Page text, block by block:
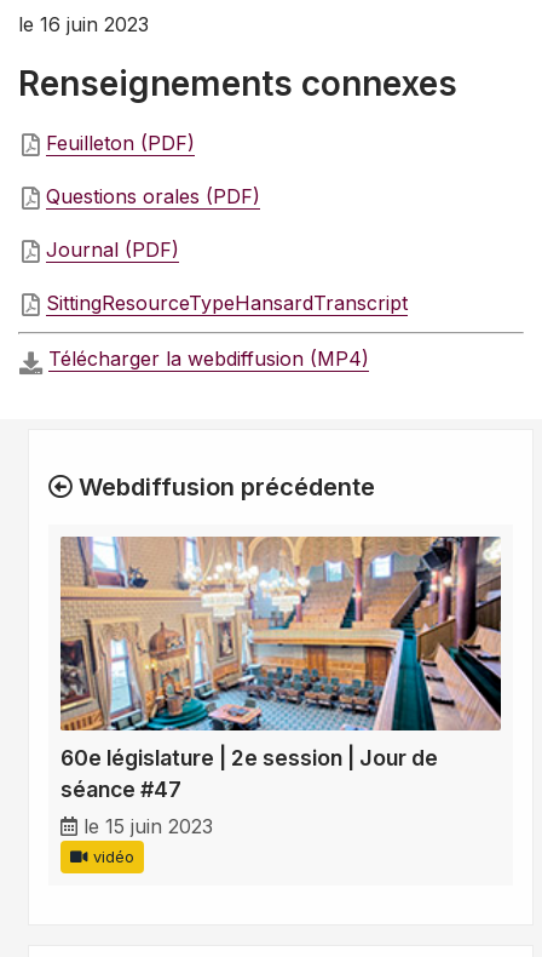
le 16 juin 2023
Renseignements connexes
Feuilleton (PDF)
Questions orales (PDF)
Journal (PDF)
SittingResourceTypeHansardTranscript
Télécharger la webdiffusion (MP4)
Webdiffusion précédente
60e législature | 2e session | Jour de
séance #47
le 15 juin 2023
vidéo